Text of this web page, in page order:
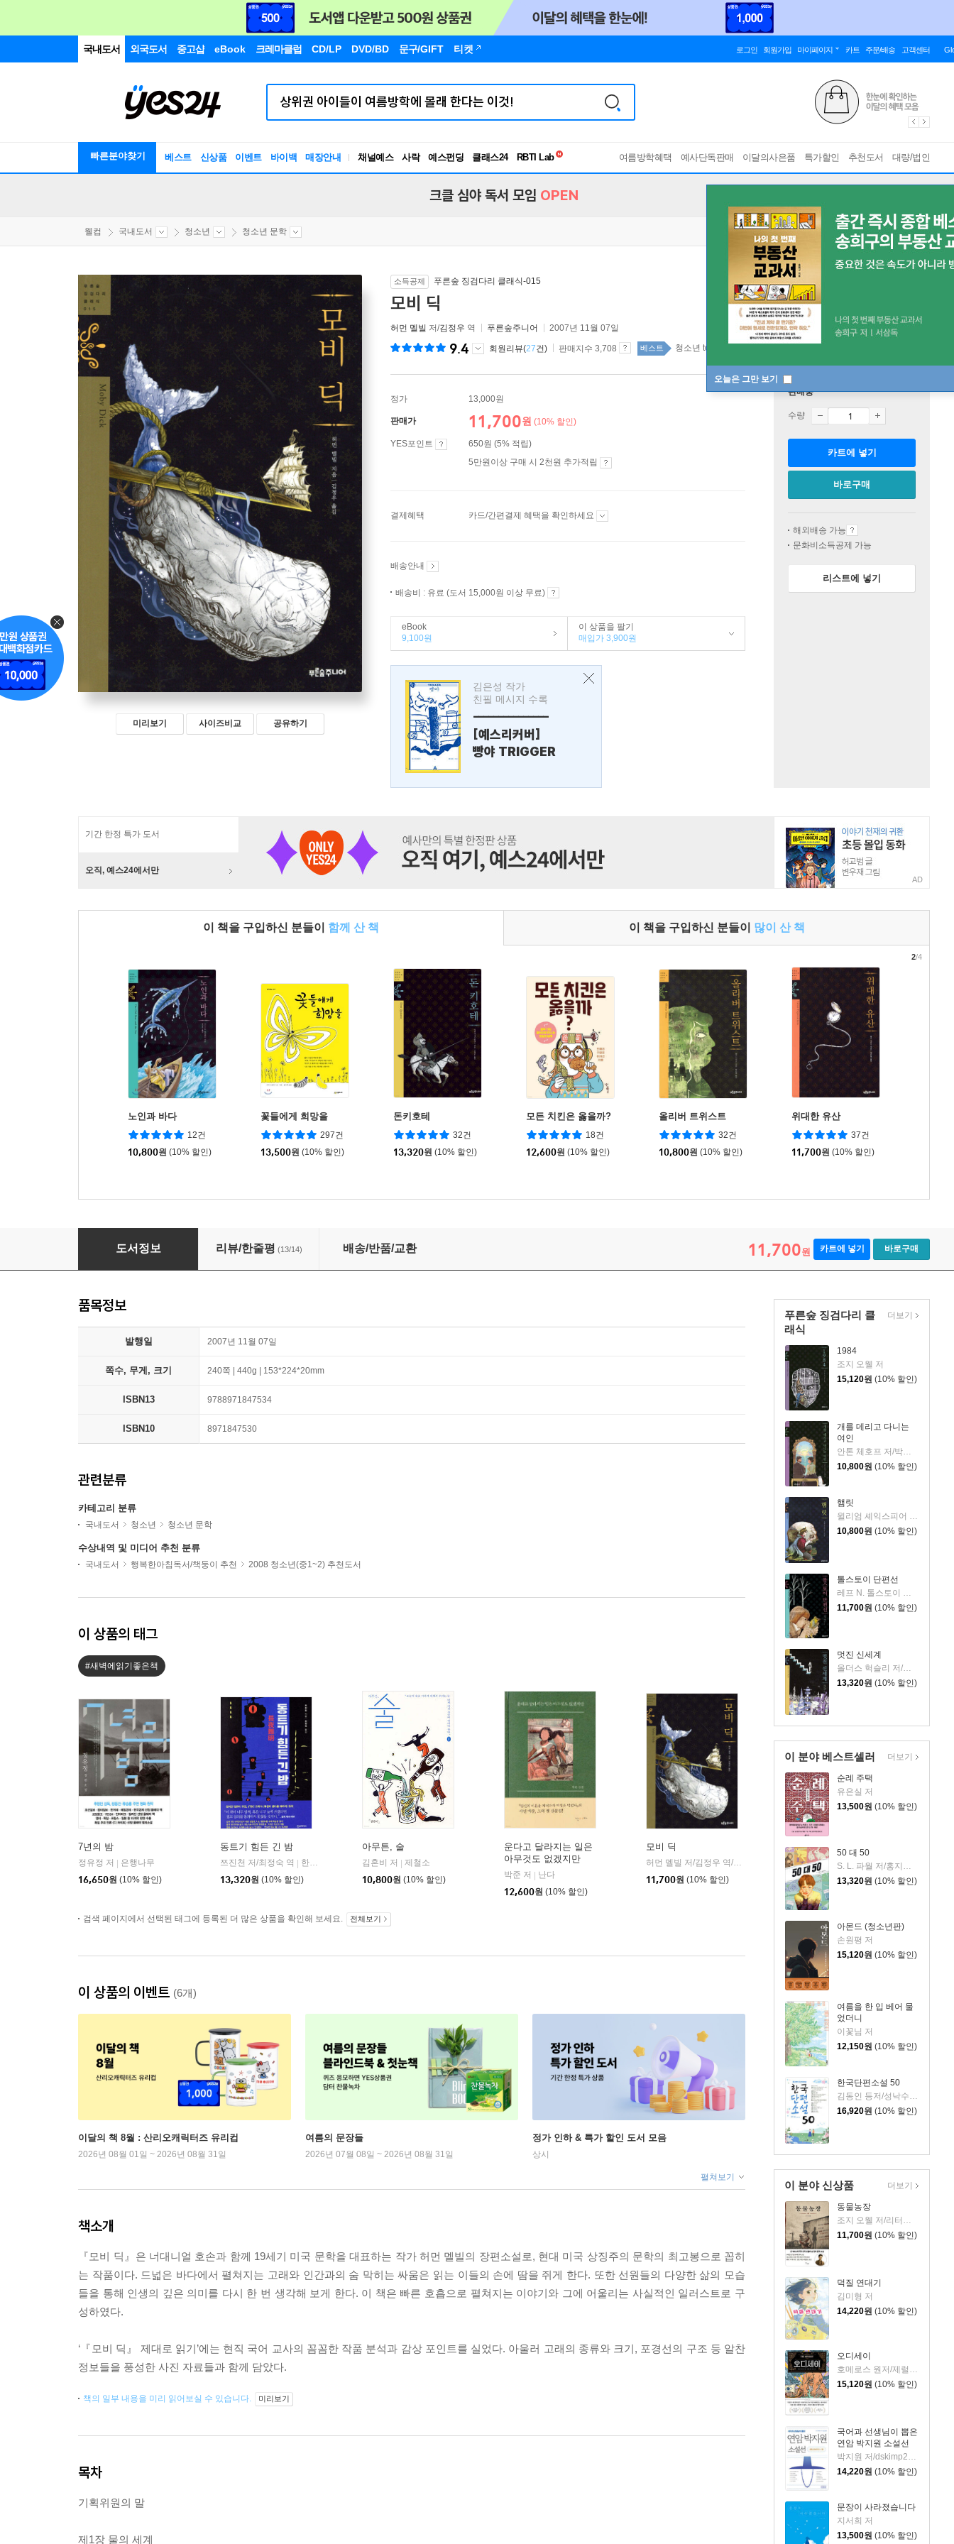
국내도서 외국도서 중고샵 eBook 크레마클럽 CD/LP DVD/BD 문구/GIFT 티켓 로그인 회원가입 마이페이지 카트 주문/배송 고객센터
빠른분야찾기 베스트 신상품 이벤트 바이백 매장안내 채널예스 사락 예스펀딩 클래스24
독서유형검사
RBTI Lab
여름방학혜택 예사단독판매 이달의사은품 특가할인 추천도서 대량/법인
오늘은 그만 보기
크클 심야 독서 모임 OPEN
웰컴 국내도서 청소년 청소년 문학
미리보기 사이즈비교 공유하기
소득공제 푸른숲 징검다리 클래식-015
모비 딕
허먼 멜빌 저/김정우 역 푸른숲주니어 2007년 11월 07일
9.4 회원리뷰(27건) 판매지수 3,708 베스트 청소년 top20 1주
정가 13,000원
판매가 11,700원 (10% 할인)
YES포인트
650원 (5% 적립)
5만원이상 구매 시 2천원 추가적립
결제혜택 카드/간편결제 혜택을 확인하세요
배송안내
배송비 : 유료 (도서 15,000원 이상 무료)
eBook
9,100원
이 상품을 팔기
매입가 3,900원
김은성 작가
친필 메시지 수록
---------------
[예스리커버]
빵야 TRIGGER
판매중
수량
카트에 넣기
바로구매
해외배송 가능
문화비소득공제 가능
리스트에 넣기
기간 한정 특가 도서
오직, 예스24에서만
AD
이 책을 구입하신 분들이 함께 산 책 이 책을 구입하신 분들이 많이 산 책
노인과 바다
12건
10,800원 (10% 할인)
꽃들에게 희망을
297건
13,500원 (10% 할인)
돈키호테
32건
13,320원 (10% 할인)
모든 치킨은 옳을까?
18건
12,600원 (10% 할인)
올리버 트위스트
32건
10,800원 (10% 할인)
위대한 유산
37건
11,700원 (10% 할인)
2/4
도서정보 리뷰/한줄평 (13/14) 배송/반품/교환 11,700원 카트에 넣기 바로구매
푸른숲 징검다리 클
래식
1984
조지 오웰 저
15,120원 (10% 할인)
개를 데리고 다니는
여인
안톤 체호프 저/박형규 역
10,800원 (10% 할인)
햄릿
윌리엄 셰익스피어 저/송무 역
10,800원 (10% 할인)
톨스토이 단편선
11,700원 (10% 할인)
멋진 신세계
올더스 헉슬리 저/이혜인 역
13,320원 (10% 할인)
더보기
이 분야 베스트셀러
순례 주택
유은실 저
13,500원 (10% 할인)
50 대 50
S. L. 파월 저/홍지연 역
13,320원 (10% 할인)
아몬드 (청소년판)
손원평 저
15,120원 (10% 할인)
여름을 한 입 베어 물
었더니
이꽃님 저
12,150원 (10% 할인)
한국단편소설 50
김동인 등저/성낙수,박찬영,김형주 공편
16,920원 (10% 할인)
더보기
이 분야 신상품
동물농장
11,700원 (10% 할인)
덕질 연대기
김미형 저
14,220원 (10% 할인)
오디세이
호메로스 원저/제럴딘 매코크런 글/김재용 역/장시은 감수
15,120원 (10% 할인)
국어과 선생님이 뽑은
연암 박지원 소설선
박지원 저/dskimp2000 편
14,220원 (10% 할인)
문장이 사라졌습니다
지서희 저
13,500원 (10% 할인)
더보기
품목정보
발행일 2007년 11월 07일
쪽수, 무게, 크기 240쪽 | 440g | 153*224*20mm
ISBN13 9788971847534
ISBN10 8971847530
관련분류
카테고리 분류
국내도서 청소년 청소년 문학
수상내역 및 미디어 추천 분류
국내도서 행복한아침독서/책둥이 추천 2008 청소년(중1~2) 추천도서
이 상품의 태그
#새벽에읽기좋은책
7년의 밤
정유정 저
은행나무
16,650원 (10% 할인)
동트기 힘든 긴 밤
쯔진천 저/최정숙 역
한스미디어
13,320원 (10% 할인)
아무튼, 술
김혼비 저
제철소
10,800원 (10% 할인)
운다고 달라지는 일은
아무것도 없겠지만
박준 저
난다
12,600원 (10% 할인)
모비 딕
허먼 멜빌 저/김정우 역/밤 하비 그림
푸른숲주니어
11,700원 (10% 할인)
검색 페이지에서 선택된 태그에 등록된 더 많은 상품을 확인해 보세요. 전체보기
이 상품의 이벤트 (6개)
이달의 책 8월 : 산리오캐릭터즈 유리컵
2026년 08월 01일 ~ 2026년 08월 31일
여름의 문장들
2026년 07월 08일 ~ 2026년 08월 31일
정가 인하 & 특가 할인 도서 모음
상시
펼쳐보기
책소개
『모비 딕』은 너대니얼 호손과 함께 19세기 미국 문학을 대표하는 작가 허먼 멜빌의 장편소설로, 현대 미국 상징주의 문학의 최고봉으로 꼽히
는 작품이다. 드넓은 바다에서 펼쳐지는 고래와 인간과의 숨 막히는 싸움은 읽는 이들의 손에 땀을 쥐게 한다. 또한 선원들의 다양한 삶의 모습
들을 통해 인생의 깊은 의미를 다시 한 번 생각해 보게 한다. 이 책은 빠른 호흡으로 펼쳐지는 이야기와 그에 어울리는 사실적인 일러스트로 구
성하였다.
‘『모비 딕』 제대로 읽기’에는 현직 국어 교사의 꼼꼼한 작품 분석과 감상 포인트를 실었다. 아울러 고래의 종류와 크기, 포경선의 구조 등 알찬
정보들을 풍성한 사진 자료들과 함께 담았다.
책의 일부 내용을 미리 읽어보실 수 있습니다. 미리보기
목차
기획위원의 말
제1장 물의 세계